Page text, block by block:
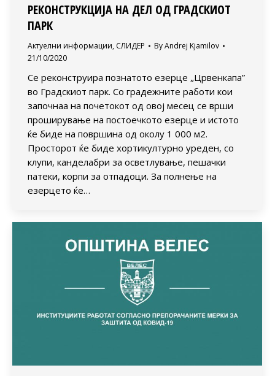
РЕКОНСТРУКЦИЈА НА ДЕЛ ОД ГРАДСКИОТ
ПАРК
Актуелни информации, СЛИДЕР ByAndrej Kjamilov
21/10/2020
Се реконструира познатото езерце „Црвенкапа”
во Градскиот парк. Со градежните работи кои
започнаа на почетокот од овој месец се врши
проширување на постоечкото езерце и истото
ќе биде на површина од околу 1 000 м2.
Просторот ќе биде хортикултурно уреден, со
клупи, канделабри за осветлување, пешачки
патеки, корпи за отпадоци. За полнење на
езерцето ќе…